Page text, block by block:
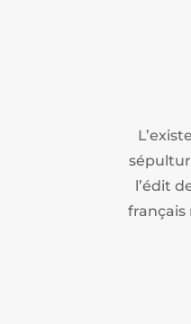
l’édit
français